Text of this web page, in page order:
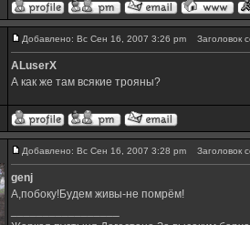
Добавлено: Вс Сен 16, 2007 3:26 pm Заголовок
ALuserX
А как же там всякие трояны?
Добавлено: Вс Сен 16, 2007 3:28 pm Заголовок
genj
А,побоку!Будем живы-не помрём!